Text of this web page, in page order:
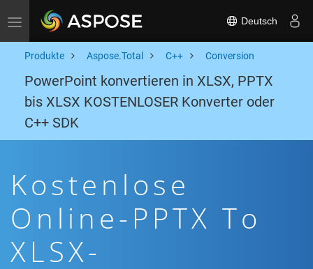
Toggle navigation Deutsch
Produkte Aspose.Total C++ Conversion
PowerPoint konvertieren in XLSX, PPTX
bis XLSX KOSTENLOSER Konverter oder
C++ SDK
Kostenlose
Online-PPTX To
XLSX-